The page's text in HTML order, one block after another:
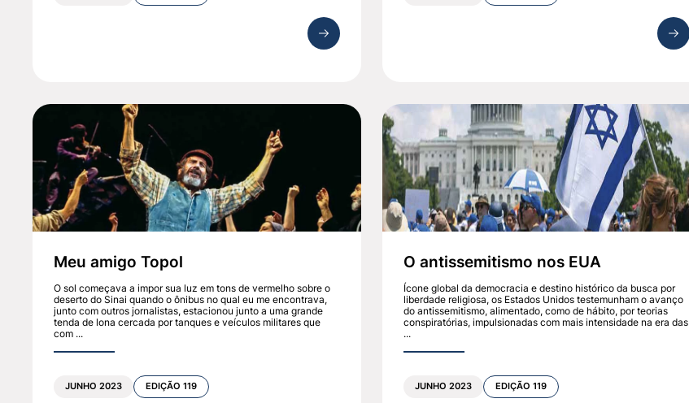
Meu amigo Topol
O sol começava a impor sua luz em tons de vermelho sobre o
deserto do Sinai quando o ônibus no qual eu me encontrava,
junto com outros jornalistas, estacionou junto a uma grande
tenda de lona cercada por tanques e veículos militares que
com ...
JUNHO 2023 EDIÇÃO 119
O antissemitismo nos EUA
Ícone global da democracia e destino histórico da busca por
liberdade religiosa, os Estados Unidos testemunham o avanço
do antissemitismo, alimentado, como de hábito, por teorias
conspiratórias, impulsionadas com mais intensidade na era das
...
JUNHO 2023 EDIÇÃO 119